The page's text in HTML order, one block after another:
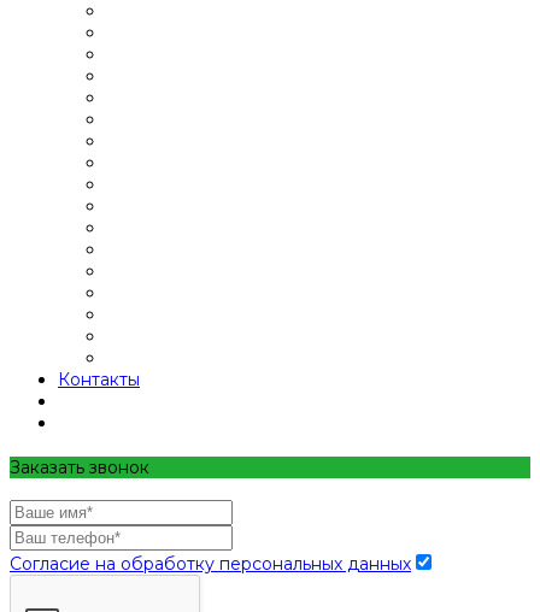
Контакты
Заказать звонок
Согласие на обработку персональных данных